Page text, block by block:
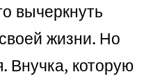
вычеркнуть
жизни. Но
Внучка, которую